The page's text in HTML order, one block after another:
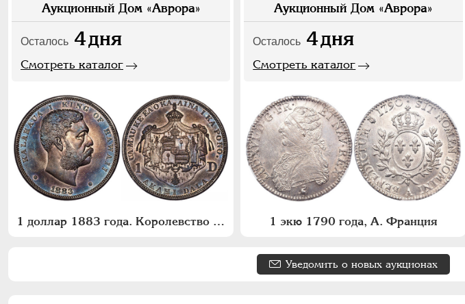
Аукционный Дом «Аврора»
Осталось 4дня
Смотреть каталог
1 доллар 1883 года. Королевство Гавайи
Аукционный Дом «Аврора»
Осталось 4дня
Смотреть каталог
1 экю 1790 года, А. Франция
Уведомить о новых аукционах